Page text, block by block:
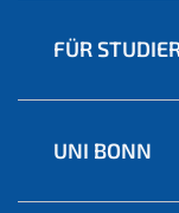
FÜR
UNI BONN